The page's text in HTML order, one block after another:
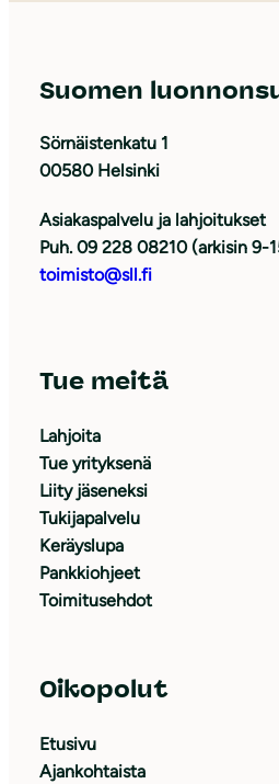
Suomen
Sörnäistenkatu 1
00580 Helsinki
Asiakaspalvelu ja lahjoitukset
Puh. 09 228 08210 (arkisin 9-
toimisto@sll.fi
Tue meitä
Lahjoita
Tue yrityksenä
Liity jäseneksi
Tukijapalvelu
Keräyslupa
Pankkiohjeet
Toimitusehdot
Oikopolut
Etusivu
Ajankohtaista